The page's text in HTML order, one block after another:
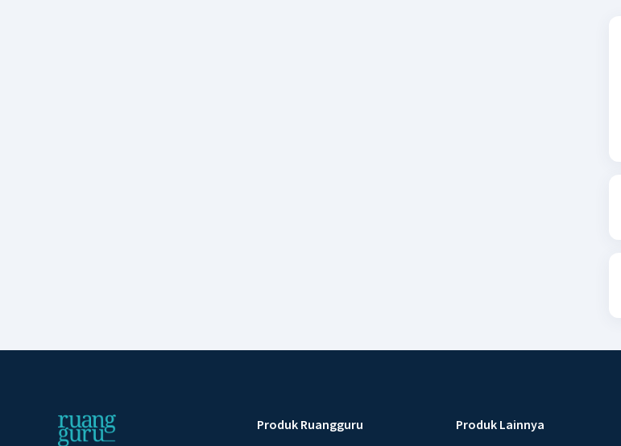
Produk Ruangguru Produk Lainnya